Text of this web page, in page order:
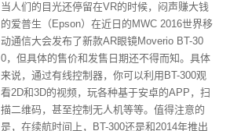
当人们的目光还停留在VR的时候，闷声赚大钱
的爱普生（Epson）在近日的MWC 2016世界移
动通信大会发布了新款AR眼镜Moverio BT-30
0，但具体的售价和发售日期还不得而知。具体
来说，通过有线控制器，你可以利用BT-300观
看2D和3D的视频，玩各种基于安卓的APP，扫
描二维码，甚至控制无人机等等。值得注意的
是，在续航时间上，BT-300还是和2014年推出